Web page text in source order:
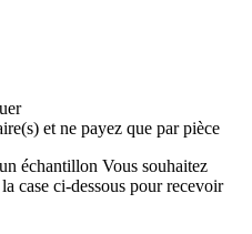
et ne payez que par pièce
échantillon Vous souhaitez
case ci-dessous pour recevoir